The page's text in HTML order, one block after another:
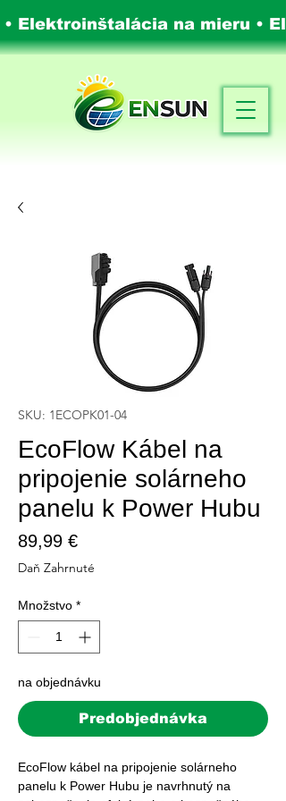
Elektroinštalácia na mieru •
SKU: 1ECOPK01-04
EcoFlow Kábel na
pripojenie solárneho
panelu k Power Hubu
89,99 €Price
Daň Zahrnuté
Množstvo *
na objednávku
Predobjednávka
EcoFlow kábel na pripojenie solárneho
panelu k Power Hubu je navrhnutý na